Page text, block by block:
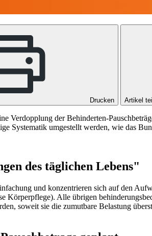
Drucken Artikel
Verdopplung der Behinderten-
Systematik umgestellt werden, wie das
des täglichen Lebens"
und konzentrieren sich auf den
Körperpflege). Alle übrigen
soweit sie die zumutbare Belastung